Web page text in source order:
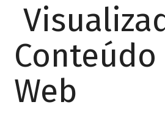
Conteúdo
Web